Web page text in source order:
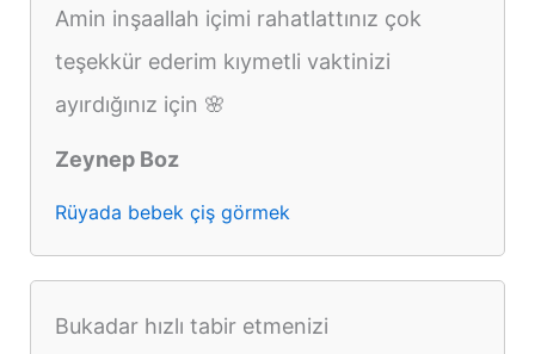
Amin inşaallah içimi rahatlattınız çok
teşekkür ederim kıymetli vaktinizi
ayırdığınız için 🌸
Zeynep Boz
Rüyada bebek çiş görmek
Bukadar hızlı tabir etmenizi